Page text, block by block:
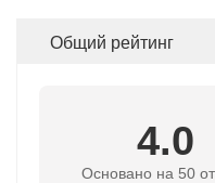
Общий рейтинг
4.0
Основано на 50